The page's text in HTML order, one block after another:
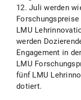
12. Juli werden
LMU
werden
Engagement in
LMU
fünf LMU
dotiert.